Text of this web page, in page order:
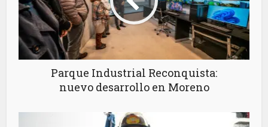
Parque Industrial Reconquista:
nuevo desarrollo en Moreno